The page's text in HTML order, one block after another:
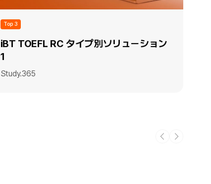
Top 3
iBT TOEFL RC タイプ別ソリューション
1
Study.365